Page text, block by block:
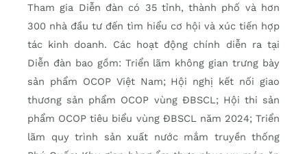
Tham gia Diễn đàn có 35 tỉnh, thành phố và hơn
300 nhà đầu tư đến tìm hiểu cơ hội và xúc tiến hợp
tác kinh doanh. Các hoạt động chính diễn ra tại
Diễn đàn bao gồm: Triển lãm không gian trưng bày
sản phẩm OCOP Việt Nam; Hội nghị kết nối giao
thương sản phẩm OCOP vùng ĐBSCL; Hội thi sản
phẩm OCOP tiêu biểu vùng ĐBSCL năm 2024; Triển
lãm quy trình sản xuất nước mắm truyền thống